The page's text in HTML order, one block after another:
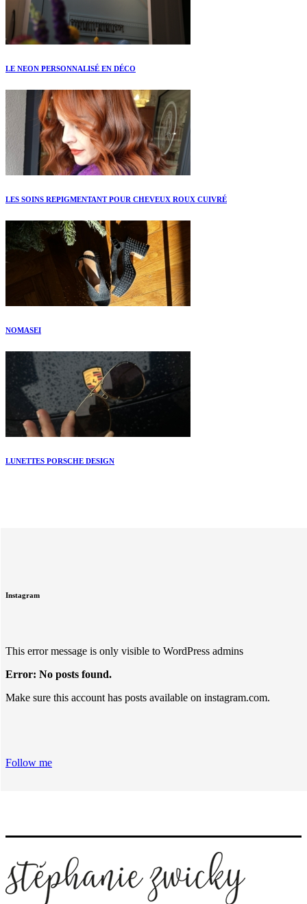
LE NEON PERSONNALISÉ EN DÉCO
LES SOINS REPIGMENTANT POUR CHEVEUX ROUX CUIVRÉ
NOMASEI
LUNETTES PORSCHE DESIGN
Instagram
This error message is only visible to WordPress admins
Error: No posts found.
Make sure this account has posts available on instagram.com.
Follow me